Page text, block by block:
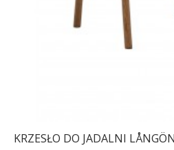
KRZESŁO DO JADALNI